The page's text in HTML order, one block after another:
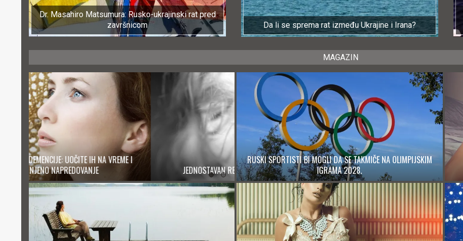
Dr. Masahiro Matsumura: Rusko-ukrajinski rat pred
završnicom
Da li se sprema rat između Ukrajine i Irana?
MAGAZIN
JEDNOSTAVAN RECEPT ZA NAJBOLJI ORGAZAM
PET RANIH ZNAKOVA DEMENCIJE: UOČITE IH NA VREME I
USPORITE NJENO NAPREDOVANJE
RUSKI SPORTISTI BI MOGLI DA SE TAKMIČE NA OLIMPIJSKIM
IGRAMA 2028.